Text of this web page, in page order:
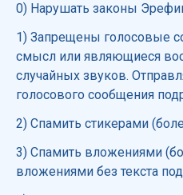
0) Нарушать законы
1) Запрещены голосовые
смысл или являющиеся
случайных звуков.
голосового сообщения
2) Спамить стикерами
3) Спамить вложениями
вложениями без текста